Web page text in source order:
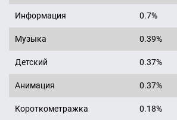
Информация 0.7%
Музыка 0.39%
Детский 0.37%
Анимация 0.37%
Короткометражка 0.18%